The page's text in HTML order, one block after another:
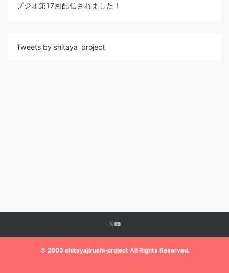
プジオ第17回配信されました！
Tweets by shitaya_project
© 2003 shitayajirushi-project All Rights Reserved.